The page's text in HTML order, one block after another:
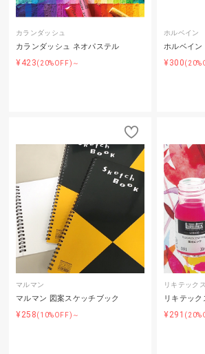
カランダッシュ
カランダッシュ ネオパステル
¥423(20%OFF)～
ホルベイン
ホルベイン
¥300
マルマン
マルマン 図案スケッチブック
¥258(10%OFF)～
リキテックス
リキテック
¥291